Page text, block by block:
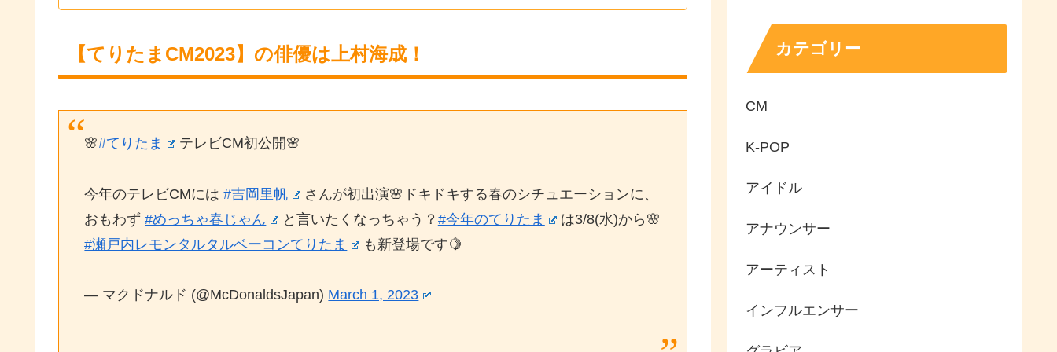
【てりたまCM2023】の俳優は上村海成！
🌸#てりたま テレビCM初公開🌸
今年のテレビCMには#吉岡里帆
さんが初出演🌸ドキドキする春のシチュエーションに、
おもわず#めっちゃ春じゃん と言いたくなっちゃう？ #今年のてりたま
は3/8(水)から🌸
#瀬戸内レモンタルタルベーコンてりたま
も新登場です🍋
— マクドナルド (@McDonaldsJapan) March 1, 2023
カテゴリー
CM
K-POP
アイドル
アナウンサー
アーティスト
インフルエンサー